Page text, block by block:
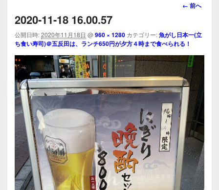
画
ビ
ゲ
ー
シ
ョ
ン
← 前へ
2020-11-18 16.00.57
公開日時:2020年11月18日 @960 × 1280 カテゴリー:魚がし日本一(立
ち食い寿司)＠五反田は、ランチ650円が夕方４時まで食べられる！